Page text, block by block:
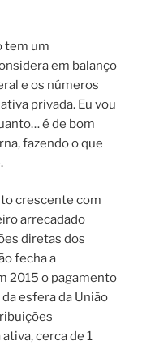
tem um
em balanço
e os números
privada. Eu vou
é de bom
fazendo o que
crescente com
arrecadado
diretas dos
fecha a
2015 o pagamento
esfera da União
cerca de 1